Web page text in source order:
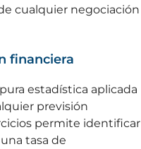
cualquier negociación
financiera
estadística aplicada
previsión
permite identificar
tasa de